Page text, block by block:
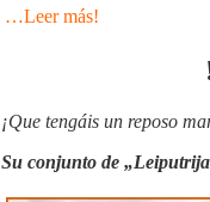
…Leer más!
¡Que tengáis un reposo
Su conjunto de